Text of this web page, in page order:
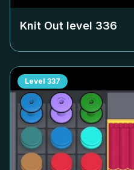
Knit Out level 336
Level 337